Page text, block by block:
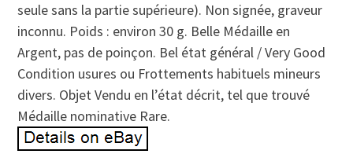
seule sans la partie supérieure). Non signée, graveur
inconnu. Poids : environ 30 g. Belle Médaille en
Argent, pas de poinçon. Bel état général / Very Good
Condition usures ou Frottements habituels mineurs
divers. Objet Vendu en l’état décrit, tel que trouvé
Médaille nominative Rare.